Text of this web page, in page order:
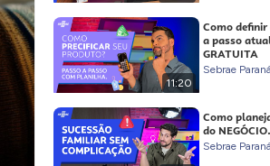
11:20
Como definir
a passo
GRATUITA
Sebrae Paraná
Como
do NEGÓCIO.
Sebrae Paraná